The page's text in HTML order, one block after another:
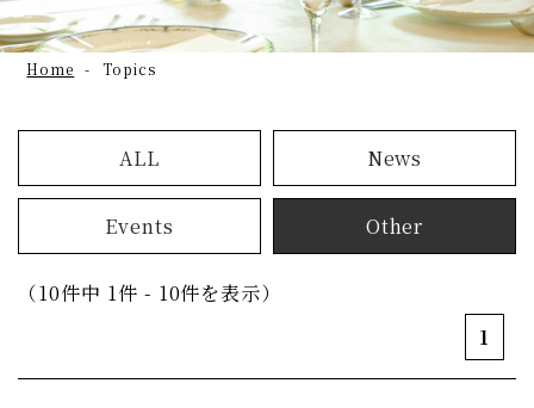
Home Topics
ALL News
Events Other
（10件中 1件 - 10件を表示）
1